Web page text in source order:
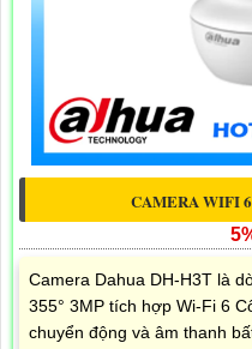
CAMERA WIFI
Camera Dahua DH-H3T là
355° 3MP tích hợp Wi-Fi 6
chuyển động và âm thanh